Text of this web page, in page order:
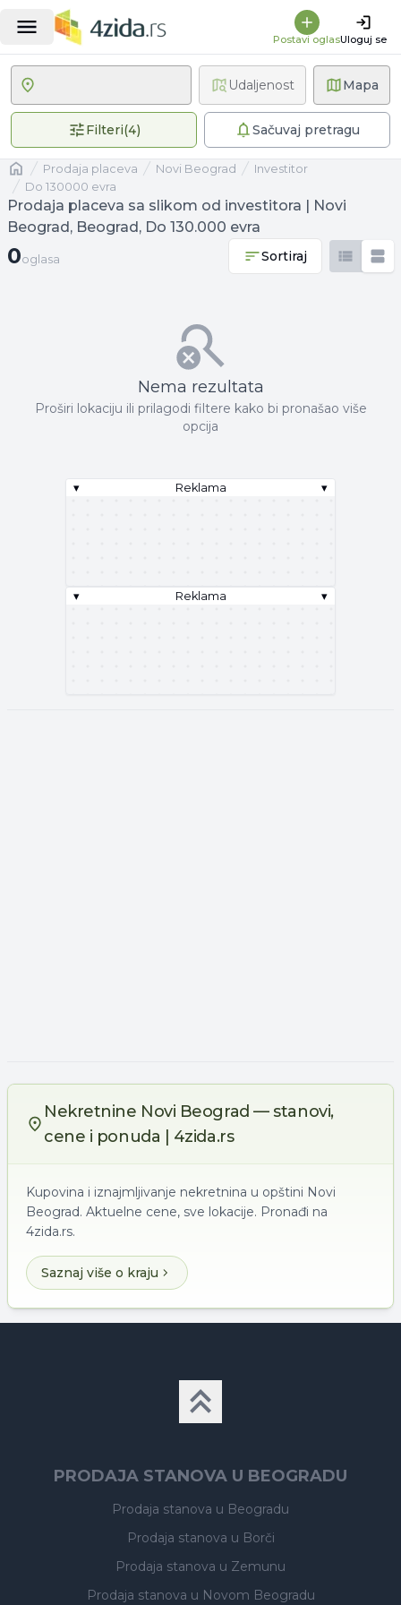
Postavi oglasUloguj se
Mapa
Filteri(4)4 primenjena filteraSačuvaj pretragu
Udaljenost
Naslovnaprodaja placeva Novi Beograd
investitor
Do 130000 evra
Prodaja placeva sa slikom od investitora | Novi
Beograd, Beograd, Do 130.000 evra
0 oglasa
0oglasa Sortiraj
Nema rezultata
Proširi lokaciju ili prilagodi filtere kako bi pronašao više
opcija
▾ Reklama ▾
▾ Reklama ▾
Nekretnine Novi Beograd — stanovi,
cene i ponuda | 4zida.rs
Kupovina i iznajmljivanje nekretnina u opštini Novi
Beograd. Aktuelne cene, sve lokacije. Pronađi na
4zida.rs.
Saznaj više o kraju
PRODAJA STANOVA U BEOGRADU
Prodaja stanova u Beogradu
Prodaja stanova u Borči
Prodaja stanova u Zemunu
Prodaja stanova u Novom Beogradu